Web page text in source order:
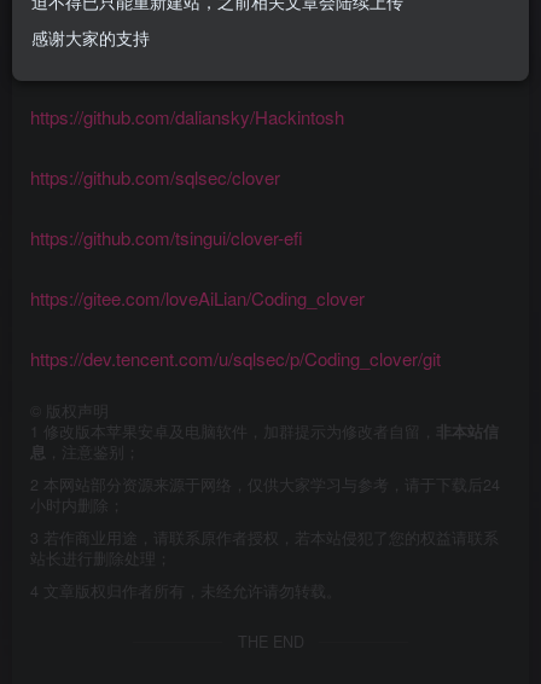
https://github.com/daliansky/Hackintosh
https://github.com/sqlsec/clover
https://github.com/tsingui/clover-efi
https://gitee.com/loveAiLian/Coding_clover
https://dev.tencent.com/u/sqlsec/p/Coding_clover/git
版权声明
1
修改版本苹果安卓及电脑软件，加群提示为修改者自留，
非本站信
息 ，注意鉴别；
2 本网站部分资源来源于网络，仅供大家学习与参考，请于下载后24
小时内删除；
3 若作商业用途，请联系原作者授权，若本站侵犯了您的权益请联系
站长进行删除处理；
4 文章版权归作者所有，未经允许请勿转载。
THE END
感谢大家的支持